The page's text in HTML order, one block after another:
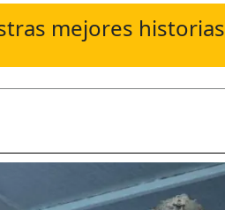
mejores historias